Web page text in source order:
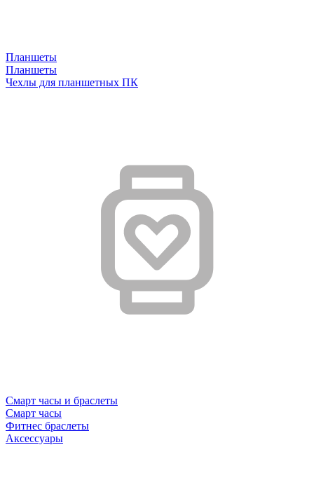
Планшеты
Планшеты
Чехлы для планшетных ПК
Смарт часы и браслеты
Смарт часы
Фитнес браслеты
Аксессуары